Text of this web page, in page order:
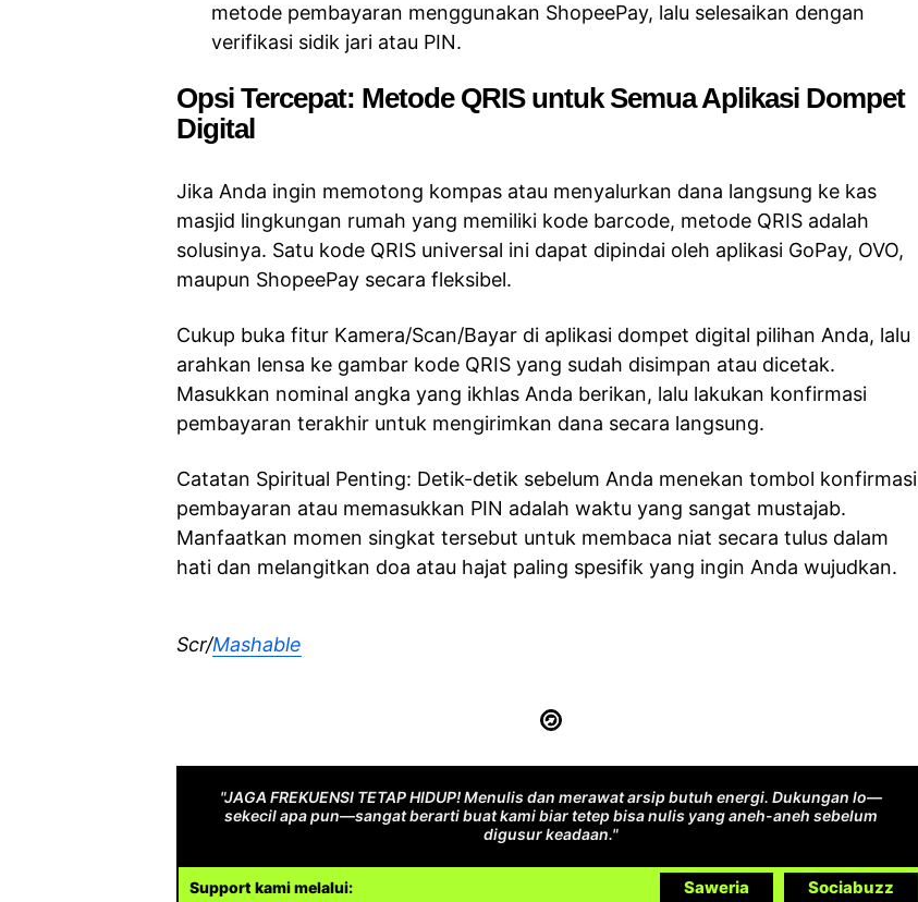
metode pembayaran menggunakan ShopeePay, lalu selesaikan dengan
verifikasi sidik jari atau PIN.
Opsi Tercepat: Metode QRIS untuk Semua Aplikasi Dompet
Digital
Jika Anda ingin memotong kompas atau menyalurkan dana langsung ke kas
masjid lingkungan rumah yang memiliki kode barcode, metode QRIS adalah
solusinya. Satu kode QRIS universal ini dapat dipindai oleh aplikasi GoPay, OVO,
maupun ShopeePay secara fleksibel.
Cukup buka fitur Kamera/Scan/Bayar di aplikasi dompet digital pilihan Anda, lalu
arahkan lensa ke gambar kode QRIS yang sudah disimpan atau dicetak.
Masukkan nominal angka yang ikhlas Anda berikan, lalu lakukan konfirmasi
pembayaran terakhir untuk mengirimkan dana secara langsung.
Catatan Spiritual Penting: Detik-detik sebelum Anda menekan tombol konfirmasi
pembayaran atau memasukkan PIN adalah waktu yang sangat mustajab.
Manfaatkan momen singkat tersebut untuk membaca niat secara tulus dalam
hati dan melangitkan doa atau hajat paling spesifik yang ingin Anda wujudkan.
Scr/Mashable
"JAGA FREKUENSI TETAP HIDUP! Menulis dan merawat arsip butuh energi. Dukungan lo—
sekecil apa pun—sangat berarti buat kami biar tetep bisa nulis yang aneh-aneh sebelum
digusur keadaan."
Support kami melalui: Saweria Sociabuzz